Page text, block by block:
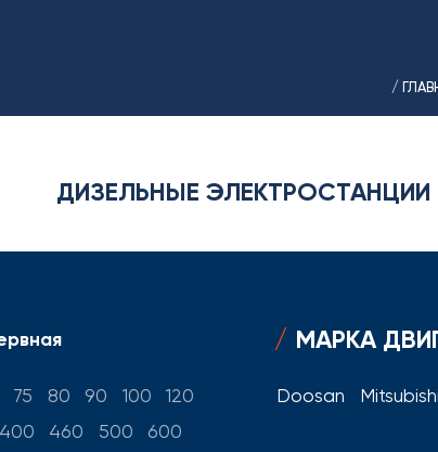
/
ДИЗЕЛЬНЫЕ ЭЛЕКТРОСТАНЦИИ
75 80 90 100
120
460 500
600
МАРКА
Doosan Mitsubishi